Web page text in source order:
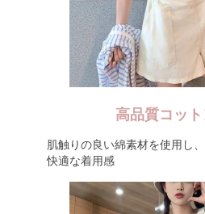
高品質コッ
肌触りの良い綿素材を使用し
快適な着用感